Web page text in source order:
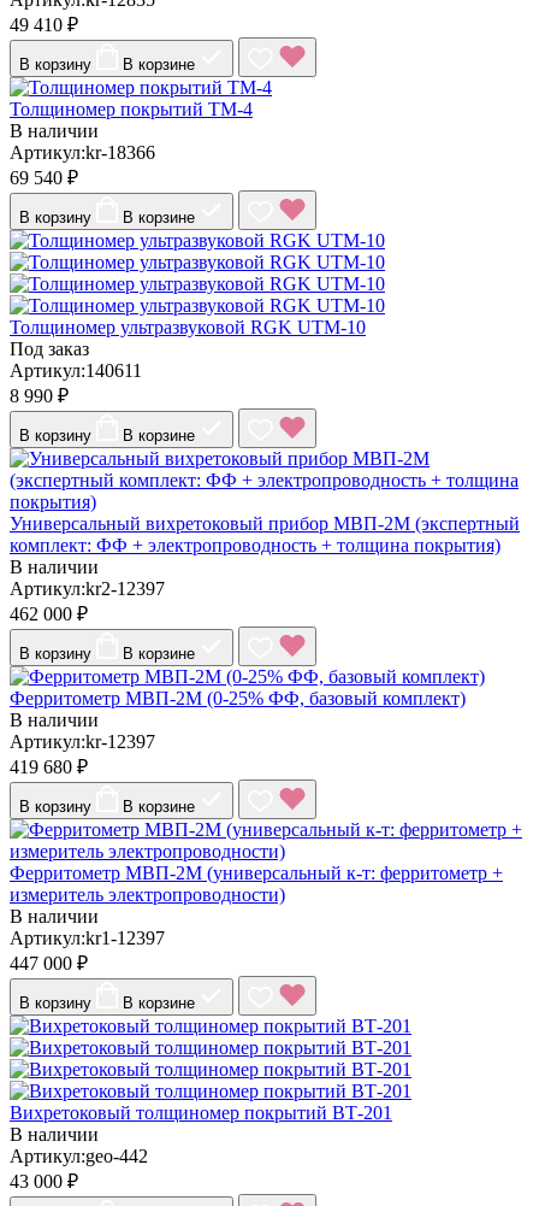
49 410 ₽
В корзину В корзине
Толщиномер покрытий ТМ-4
В наличии
Артикул:kr-18366
69 540 ₽
В корзину В корзине
Толщиномер ультразвуковой RGK UTM-10
Под заказ
Артикул:140611
8 990 ₽
В корзину В корзине
Универсальный вихретоковый прибор МВП-2М (экспертный
комплект: ФФ + электропроводность + толщина покрытия)
В наличии
Артикул:kr2-12397
462 000 ₽
В корзину В корзине
Ферритометр МВП-2М (0-25% ФФ, базовый комплект)
В наличии
Артикул:kr-12397
419 680 ₽
В корзину В корзине
Ферритометр МВП-2М (универсальный к-т: ферритометр +
измеритель электропроводности)
В наличии
Артикул:kr1-12397
447 000 ₽
В корзину В корзине
Вихретоковый толщиномер покрытий ВТ-201
В наличии
Артикул:geo-442
43 000 ₽